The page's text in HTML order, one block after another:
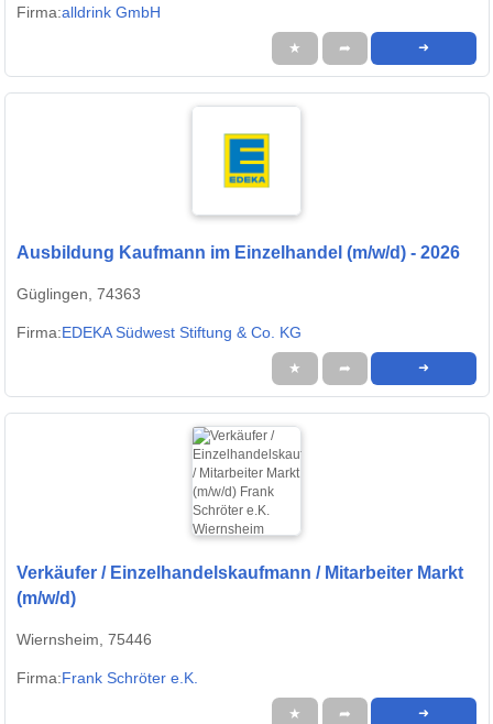
Firma:alldrink GmbH
★ ➦ ➜
Ausbildung Kaufmann im Einzelhandel (m/w/d) - 2026
Güglingen, 74363
Firma:EDEKA Südwest Stiftung & Co. KG
★ ➦ ➜
Verkäufer / Einzelhandelskaufmann / Mitarbeiter Markt
(m/w/d)
Wiernsheim, 75446
Firma:Frank Schröter e.K.
★ ➦ ➜